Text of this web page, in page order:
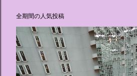
全期間の人気投稿